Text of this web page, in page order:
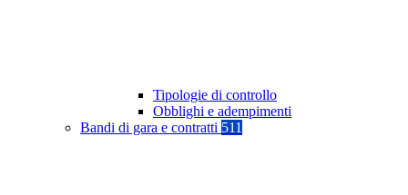
Tipologie di controllo
Obblighi e adempimenti
Bandi di gara e contratti 511